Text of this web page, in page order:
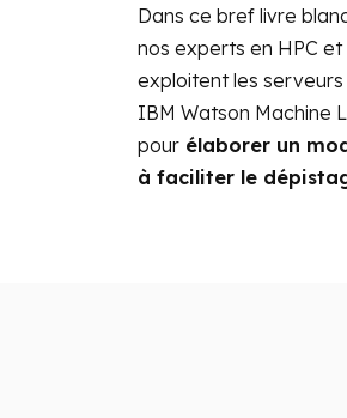
Dans ce bref livre
nos experts en HPC
exploitent les
IBM Watson Machine
pourélaborer un
à faciliter le